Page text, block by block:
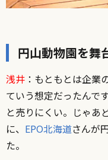
円山動物園を舞
浅井 ：もともとは企業
ていう想定だったんで
と売りにくい。じゃあ
に、 EPO北海道さんが
た。